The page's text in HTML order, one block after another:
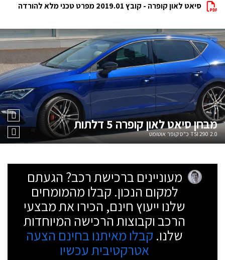
סיאט לאון קופרה - קובץ 2019.01 מפרט טכני מלא להורדה
מבחןסיאט לאון קופרה 5 דלתות
2.0 TSI 290 כ"ס קופר אוטומט
מעוניינים ברכישת רכב? הגעתם
למקום הנכון. קבלו מהמומחים
שלנו ייעוץ חינם, הכירו את מבצעי
הרכב וקבוצות הרכישה המיוחדות
שלנו. קבלו מאיתנו בחינם הצעה
אטרקטיבית עכשיו